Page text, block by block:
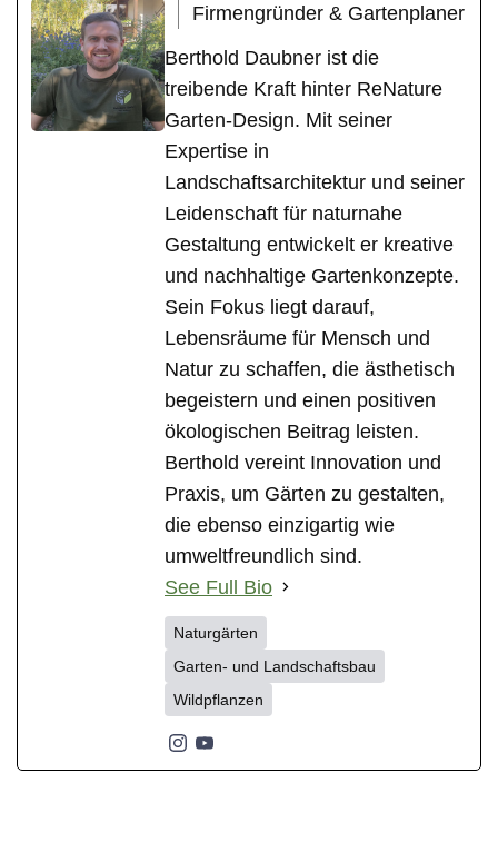
Firmengründer & Gartenplaner
Berthold Daubner ist die
treibende Kraft hinter ReNature
Garten-Design. Mit seiner
Expertise in
Landschaftsarchitektur und seiner
Leidenschaft für naturnahe
Gestaltung entwickelt er kreative
und nachhaltige Gartenkonzepte.
Sein Fokus liegt darauf,
Lebensräume für Mensch und
Natur zu schaffen, die ästhetisch
begeistern und einen positiven
ökologischen Beitrag leisten.
Berthold vereint Innovation und
Praxis, um Gärten zu gestalten,
die ebenso einzigartig wie
umweltfreundlich sind.
See Full Bio
Naturgärten
Garten- und Landschaftsbau
Wildpflanzen